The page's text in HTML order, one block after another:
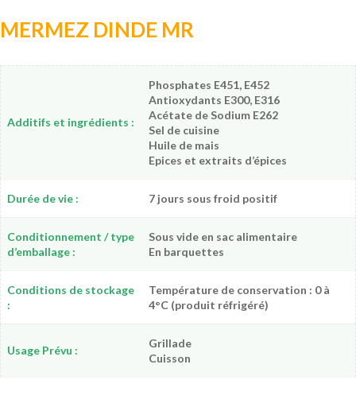
MERMEZ DINDE MR
Additifs et ingrédients :
Phosphates E451, E452
Antioxydants E300, E316
Acétate de Sodium E262
Sel de cuisine
Huile de mais
Epices et extraits d’épices
Durée de vie : 7 jours sous froid positif
Conditionnement / type
d’emballage :
Sous vide en sac alimentaire
En barquettes
Conditions de stockage
:
Température de conservation : 0 à
4°C (produit réfrigéré)
Usage Prévu :
Grillade
Cuisson